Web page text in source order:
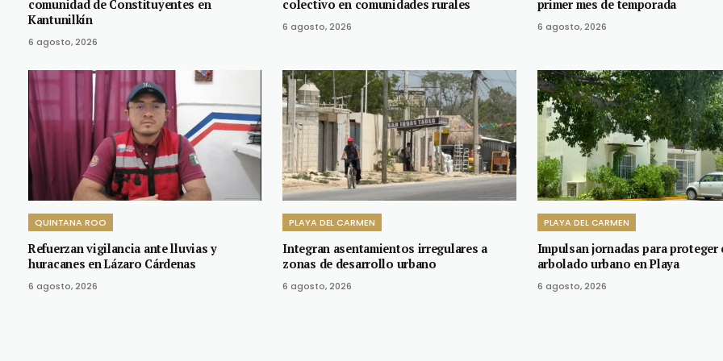
comunidad de Constituyentes en
Kantunilkín
6 agosto, 2026
colectivo en comunidades rurales
6 agosto, 2026
primer mes de temporada
6 agosto, 2026
QUINTANA ROO
Refuerzan vigilancia ante lluvias y
huracanes en Lázaro Cárdenas
6 agosto, 2026
PLAYA DEL CARMEN
Integran asentamientos irregulares a
zonas de desarrollo urbano
6 agosto, 2026
PLAYA DEL CARMEN
Impulsan jornadas para proteger
arbolado urbano en Playa
6 agosto, 2026